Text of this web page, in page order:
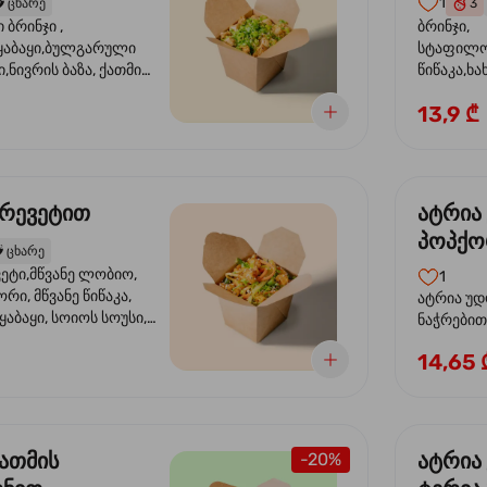
ცხარე
,
ბაზა, ქათმის
ხახვი,სეზამის
3
ბრინჯი,
სოუსი,
13,9 ₾
ცხარე
ლობიო,
მწვანე წიწაკა,
სოიოს სოუსი,
სოუსი, მწვანე ხახვი,
ატრია
სოსუით
1
ატრია
ნაჭრებით,
ნიორი)
14,65
-20%